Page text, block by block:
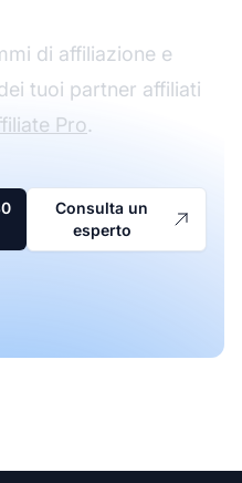
di affiliazione e
tuoi partner affiliati
Pro.
Consulta un
esperto